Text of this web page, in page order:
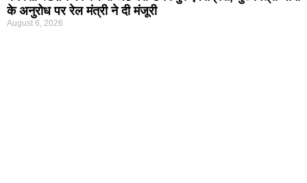
के अनुरोध पर रेल मंत्री ने दी मंजूरी
August 6, 2026